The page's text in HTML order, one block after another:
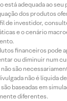
adequada ao seu
dos produtos
de investidor,
e o cenário
financeiros pode
ou diminuir num
são
não é líquida
baseadas em
diferentes.